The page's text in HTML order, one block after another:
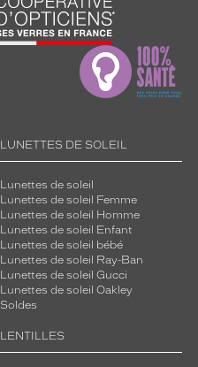
LUNETTES DE SOLEIL
Lunettes de soleil
Lunettes de soleil Femme
Lunettes de soleil Homme
Lunettes de soleil Enfant
Lunettes de soleil bébé
Lunettes de soleil Ray-Ban
Lunettes de soleil Gucci
Lunettes de soleil Oakley
Soldes
LENTILLES